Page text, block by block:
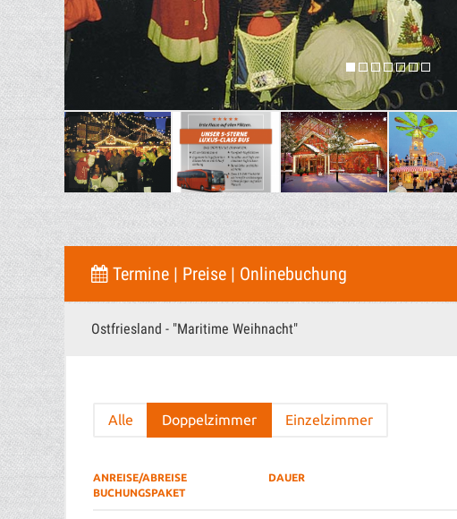
Termine | Preise | Onlinebuchung
Ostfriesland - "Maritime Weihnacht"
Alle Doppelzimmer Einzelzimmer
ANREISE/ABREISE DAUER
BUCHUNGSPAKET